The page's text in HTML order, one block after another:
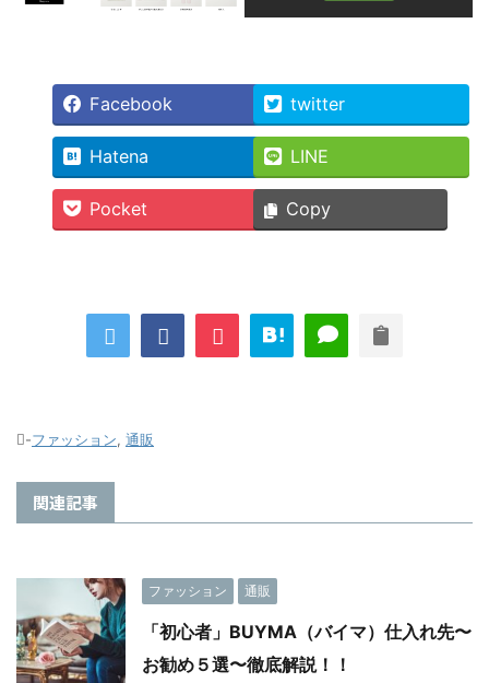
Facebook twitter
Hatena LINE
Pocket Copy
-ファッション, 通販
関連記事
ファッション 通販
「初心者」BUYMA（バイマ）仕入れ先〜
お勧め５選〜徹底解説！！